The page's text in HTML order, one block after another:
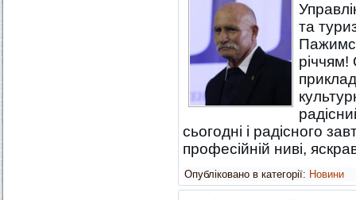
та
сьогодні і радісного
професійній ниві,
Опубліковано в категорії: Новини